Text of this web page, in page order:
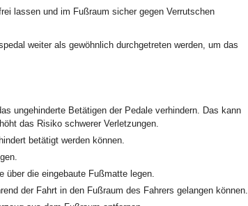
lassen und im Fußraum sicher gegen Verrutschen
weiter als gewöhnlich durchgetreten werden, um das
ungehinderte Betätigen der Pedale verhindern. Das kann
das Risiko schwerer Verletzungen.
betätigt werden können.
über die eingebaute Fußmatte legen.
der Fahrt in den Fußraum des Fahrers gelangen können.